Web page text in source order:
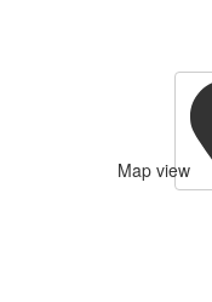
Map view